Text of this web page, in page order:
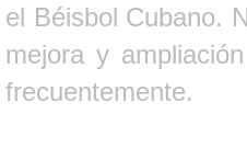
el Béisbol Cubano.
mejora y
frecuentemente.